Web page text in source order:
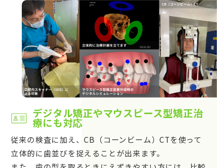
デジタル矯正やマウスピース型矯正治
療にも対応
従来の検査に加え、CB（コーンビーム）CTを使って
立体的に歯並びを捉えることが出来ます。